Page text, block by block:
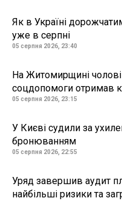
Як в Україні
уже в серпні
05 серпня 2026, 23:40
На Житомирщині
соцдопомоги отримав
05 серпня 2026, 23:15
У Києві судили за
бронюванням
05 серпня 2026, 22:55
Уряд завершив аудит
найбільші ризики та